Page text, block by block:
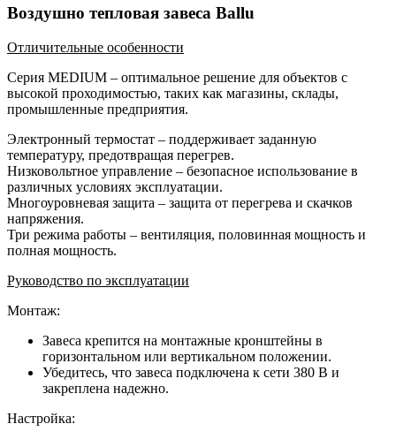
Воздушно тепловая завеса Ballu
Отличительные особенности
Серия MEDIUM – оптимальное решение для объектов с
высокой проходимостью, таких как магазины, склады,
промышленные предприятия.
Электронный термостат – поддерживает заданную
температуру, предотвращая перегрев.
Низковольтное управление – безопасное использование в
различных условиях эксплуатации.
Многоуровневая защита – защита от перегрева и скачков
напряжения.
Три режима работы – вентиляция, половинная мощность и
полная мощность.
Руководство по эксплуатации
Монтаж:
Завеса крепится на монтажные кронштейны в
горизонтальном или вертикальном положении.
Убедитесь, что завеса подключена к сети 380 В и
закреплена надежно.
Настройка: